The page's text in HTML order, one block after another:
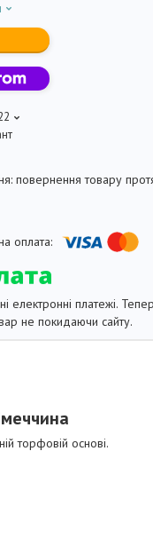
повернення товару
електронні платежі.
не покидаючи сайту.
торфовій основі.